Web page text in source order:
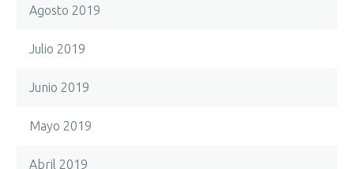
Agosto 2019
Julio 2019
Junio 2019
Mayo 2019
Abril 2019